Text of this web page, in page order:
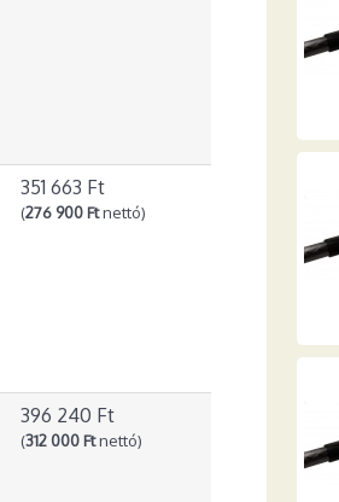
351 663 Ft
(276 900 Ftnettó)
396 240 Ft
(312 000 Ftnettó)